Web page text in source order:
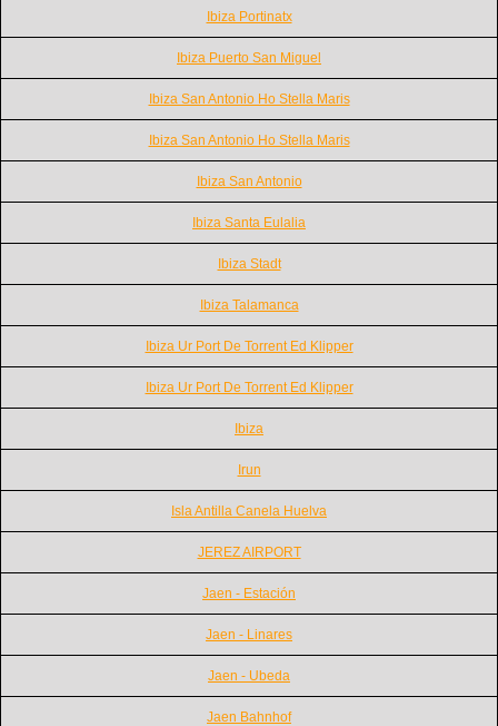
Ibiza Portinatx
Ibiza Puerto San Miguel
Ibiza San Antonio Ho Stella Maris
Ibiza San Antonio Ho Stella Maris
Ibiza San Antonio
Ibiza Santa Eulalia
Ibiza Stadt
Ibiza Talamanca
Ibiza Ur Port De Torrent Ed Klipper
Ibiza Ur Port De Torrent Ed Klipper
Ibiza
Irun
Isla Antilla Canela Huelva
JEREZ AIRPORT
Jaen - Estación
Jaen - Linares
Jaen - Ubeda
Jaen Bahnhof